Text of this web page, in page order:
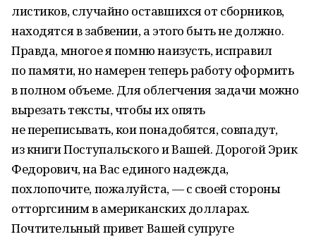
листиков, случайно оставшихся от сборников,
находятся в забвении, а этого быть не должно.
Правда, многое я помню наизусть, исправил
по памяти, но намерен теперь работу оформить
в полном объеме. Для облегчения задачи можно
вырезать тексты, чтобы их опять
не переписывать, кои понадобятся, совпадут,
из книги Поступальского и Вашей. Дорогой Эрик
Федорович, на Вас единого надежда,
похлопочите, пожалуйста, — с своей стороны
отторгсиним в американских долларах.
Почтительный привет Вашей супруге